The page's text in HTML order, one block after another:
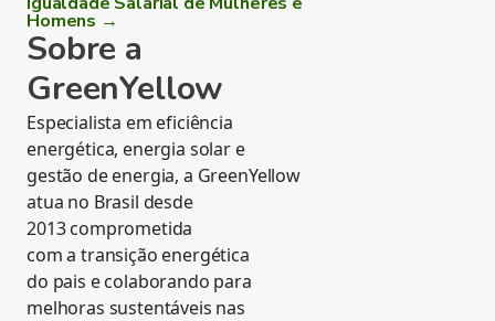
Homens →
Sobre a
GreenYellow
Especialista em eficiência
energética, energia solar e
gestão de energia, a GreenYellow
atua no Brasil desde
2013 comprometida
com a transição energética
do pais e colaborando para
melhoras sustentáveis nas